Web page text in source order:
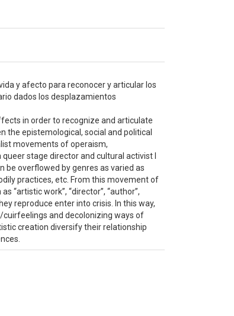
y afecto para reconocer y articular los
dados los desplazamientos
in order to recognize and articulate
the epistemological, social and political
movements of operaism,
stage director and cultural activist I
overflowed by genres as varied as
practices, etc. From this movement of
“artistic work”, “director”, “author”,
reproduce enter into crisis. In this way,
and decolonizing ways of
creation diversify their relationship